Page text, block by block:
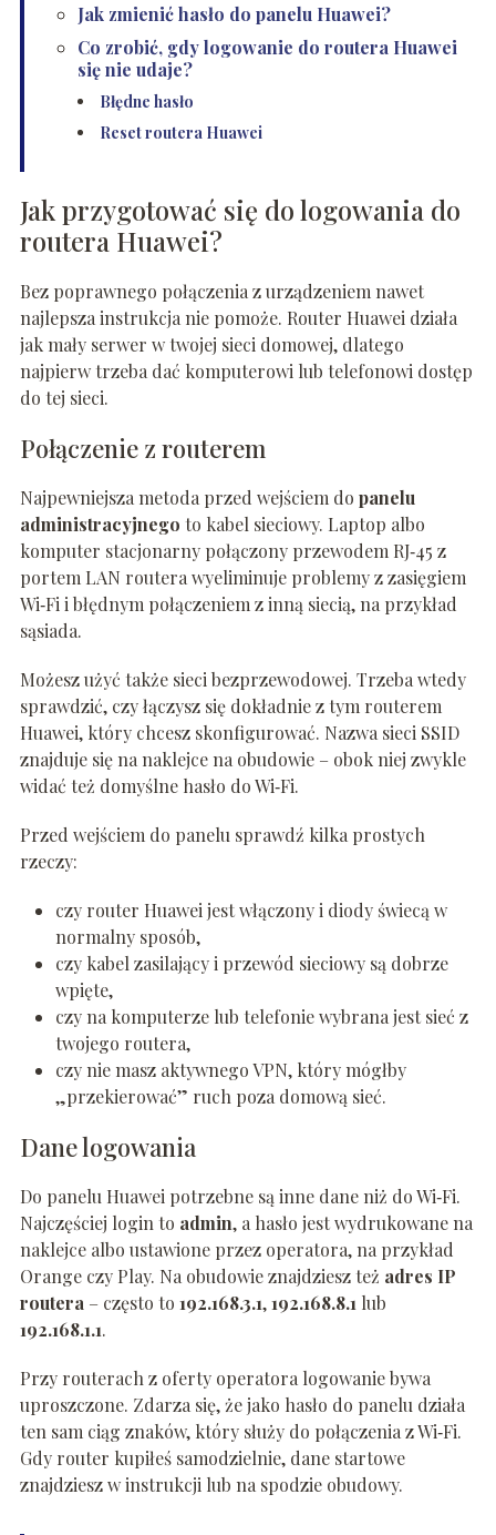
Jak zmienić hasło do panelu Huawei?
Co zrobić, gdy logowanie do routera Huawei
się nie udaje?
Błędne hasło
Reset routera Huawei
Jak przygotować się do logowania do
routera Huawei?
Bez poprawnego połączenia z urządzeniem nawet
najlepsza instrukcja nie pomoże. Router Huawei działa
jak mały serwer w twojej sieci domowej, dlatego
najpierw trzeba dać komputerowi lub telefonowi dostęp
do tej sieci.
Połączenie z routerem
Najpewniejsza metoda przed wejściem do panelu
administracyjnego to kabel sieciowy. Laptop albo
komputer stacjonarny połączony przewodem RJ‑45 z
portem LAN routera wyeliminuje problemy z zasięgiem
Wi‑Fi i błędnym połączeniem z inną siecią, na przykład
sąsiada.
Możesz użyć także sieci bezprzewodowej. Trzeba wtedy
sprawdzić, czy łączysz się dokładnie z tym routerem
Huawei, który chcesz skonfigurować. Nazwa sieci SSID
znajduje się na naklejce na obudowie – obok niej zwykle
widać też domyślne hasło do Wi‑Fi.
Przed wejściem do panelu sprawdź kilka prostych
rzeczy:
czy router Huawei jest włączony i diody świecą w
normalny sposób,
czy kabel zasilający i przewód sieciowy są dobrze
wpięte,
czy na komputerze lub telefonie wybrana jest sieć z
twojego routera,
czy nie masz aktywnego VPN, który mógłby
„przekierować” ruch poza domową sieć.
Dane logowania
Do panelu Huawei potrzebne są inne dane niż do Wi‑Fi.
Najczęściej login to admin, a hasło jest wydrukowane na
naklejce albo ustawione przez operatora, na przykład
Orange czy Play. Na obudowie znajdziesz też adres IP
routera – często to 192.168.3.1,192.168.8.1 lub
192.168.1.1.
Przy routerach z oferty operatora logowanie bywa
uproszczone. Zdarza się, że jako hasło do panelu działa
ten sam ciąg znaków, który służy do połączenia z Wi‑Fi.
Gdy router kupiłeś samodzielnie, dane startowe
znajdziesz w instrukcji lub na spodzie obudowy.